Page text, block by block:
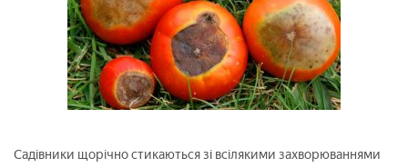
Садівники щорічно стикаються зі всілякими захворюваннями